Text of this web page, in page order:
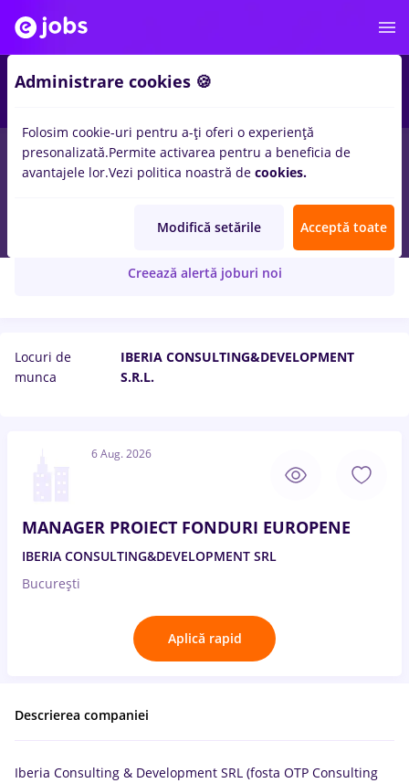
IBERIA CONSULTING&DEVELOPMENT S.R.L.
Creează alertă joburi noi
Locuri de
munca
IBERIA CONSULTING&DEVELOPMENT
S.R.L.
6 Aug. 2026
MANAGER PROIECT FONDURI EUROPENE
IBERIA CONSULTING&DEVELOPMENT SRL
București
Aplică rapid
Descrierea companiei
Iberia Consulting & Development SRL (fosta OTP Consulting
Administrare cookies 🍪
Folosim cookie-uri pentru a-ți oferi o experiență
presonalizată.Permite activarea pentru a beneficia de
avantajele lor.Vezi politica noastră de cookies.
Modifică setările Acceptă toate